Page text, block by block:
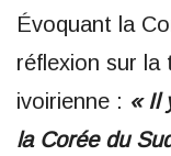
Évoquant la
réflexion sur la
ivoirienne : « Il
la Corée du